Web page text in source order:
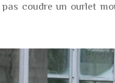
coudre un ourlet